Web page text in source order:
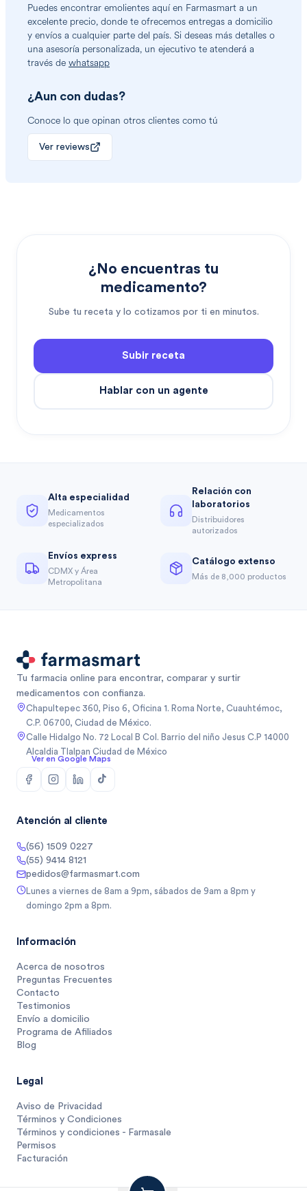
1 unidad $ .25
Puedes encontrar emolientes aquí en Farmasmart a un
excelente precio, donde te ofrecemos entregas a domicilio
y envíos a cualquier parte del país. Si deseas más detalles o
una asesoría personalizada, un ejecutivo te atenderá a
través de whatsapp
¿Aun con dudas?
Conoce lo que opinan otros clientes como tú
Ver reviews
¿No encuentras tu
medicamento?
Sube tu receta y lo cotizamos por ti en minutos.
Subir receta
Hablar con un agente
Alta especialidad
Medicamentos
especializados
Relación con
laboratorios
Distribuidores
autorizados
Envíos express
CDMX y Área
Metropolitana
Catálogo extenso
Más de 8,000 productos
Tu farmacia online para encontrar, comparar y surtir
medicamentos con confianza.
Chapultepec 360, Piso 6, Oficina 1. Roma Norte, Cuauhtémoc,
C.P. 06700, Ciudad de México.
Calle Hidalgo No. 72 Local B Col. Barrio del niño Jesus C.P 14000
Alcaldia Tlalpan Ciudad de México
Ver en Google Maps
Atención al cliente
(56) 1509 0227
(55) 9414 8121
pedidos@farmasmart.com
Lunes a viernes de 8am a 9pm, sábados de 9am a 8pm y
domingo 2pm a 8pm.
Información
Acerca de nosotros
Preguntas Frecuentes
Contacto
Testimonios
Envío a domicilio
Programa de Afiliados
Blog
Legal
Aviso de Privacidad
Términos y Condiciones
Términos y condiciones - Farmasale
Permisos
Facturación